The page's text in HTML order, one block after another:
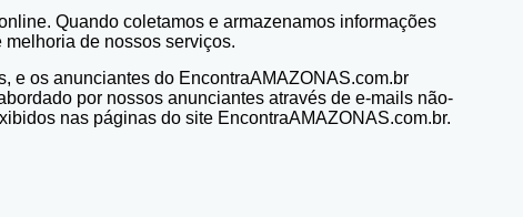
Quando coletamos e armazenamos informações
de nossos serviços.
e os anunciantes do EncontraAMAZONAS.com.br
por nossos anunciantes através de e-mails não-
nas páginas do site EncontraAMAZONAS.com.br.